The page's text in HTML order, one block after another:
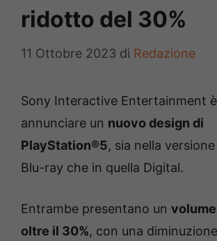
ridotto del 30%
11 Ottobre 2023 di Redazione
Sony Interactive Entertainment
annunciare un nuovo design di
PlayStation®5, sia nella
Blu-ray che in quella Digital.
Entrambe presentano un
oltre il 30%, con una